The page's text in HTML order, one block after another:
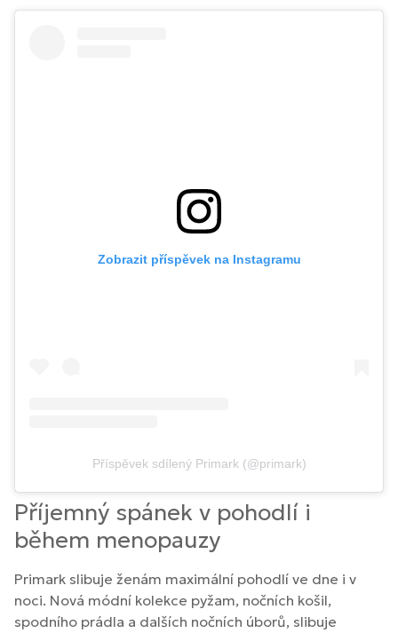
Zobrazit příspěvek na Instagramu
Příspěvek sdílený Primark (@primark)
Příjemný spánek v pohodlí i
během menopauzy
Primark slibuje ženám maximální pohodlí ve dne i v
noci. Nová módní kolekce pyžam, nočních košil,
spodního prádla a dalších nočních úborů, slibuje